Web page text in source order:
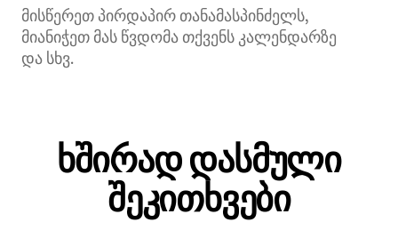
მისწერეთ პირდაპირ თანამასპინძელს,
მიანიჭეთ მას წვდომა თქვენს კალენდარზე
და სხვ.
ხშირად დასმული
შეკითხვები